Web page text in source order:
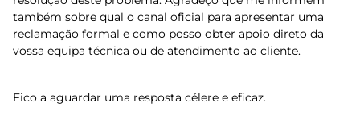
também sobre qual o canal oficial para apresentar uma
reclamação formal e como posso obter apoio direto da
vossa equipa técnica ou de atendimento ao cliente.
Fico a aguardar uma resposta célere e eficaz.